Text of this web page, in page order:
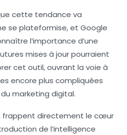
cette tendance va
se plateformise, et Google
l’importance d’une
mises à jour pourraient
cet outil, ouvrant la voie à
encore plus compliquées
marketing digital.
frappent directement le cœur
de l’intelligence